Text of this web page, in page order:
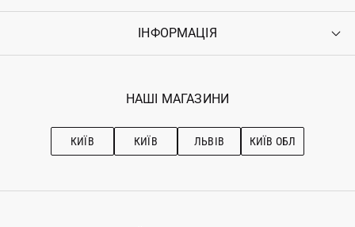
Повернення
Гарантія
Увійти
Ostriv Club+
ІНФОРМАЦІЯ
Наші магазини
Рекомендації з догляду
НАШІ МАГАЗИНИ
КИЇВ КИЇВ ЛЬВІВ КИЇВ ОБЛ